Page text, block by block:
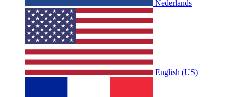
Nederlands
English (US)